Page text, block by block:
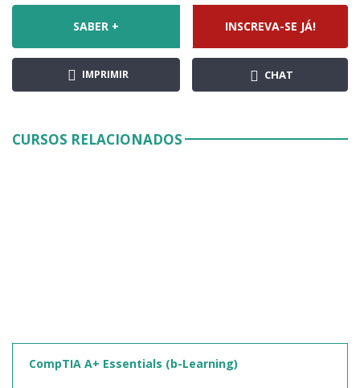
SABER + INSCREVA-SE JÁ!
IMPRIMIR CHAT
CURSOS RELACIONADOS
CompTIA A+ Essentials (b-Learning)